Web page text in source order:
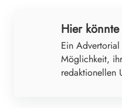
Hier
Ein
Möglichkeit,
redaktionellen